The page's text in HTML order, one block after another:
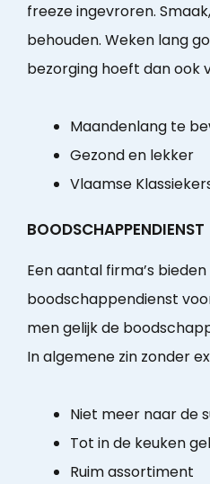
freeze ingevroren.
behouden. Weken lang
bezorging hoeft dan ook
Maandenlang te
Gezond en lekker
Vlaamse
BOODSCHAPPENDIENST
Een aantal firma’s
boodschappendienst
men gelijk de
In algemene zin zonder
Niet meer naar de
Tot in de keuken
Ruim assortiment